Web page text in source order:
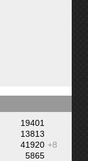
19401
13813
+8
41920
5865